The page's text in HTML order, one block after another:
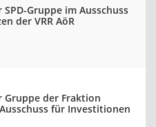
Gruppe im Ausschuss
der VRR AöR
der Fraktion
für Investitionen